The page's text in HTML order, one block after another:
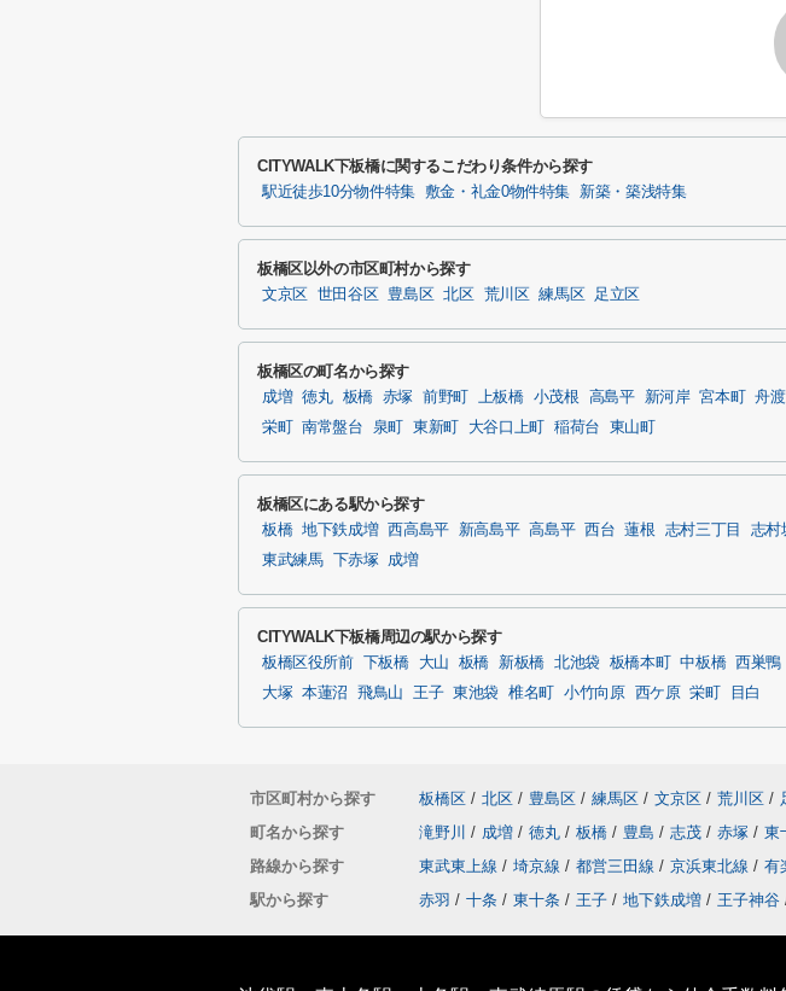
CITYWALK下板橋に関するこだわり条件から探す
駅近徒歩10分物件特集 敷金・礼金0物件特集 新築・築浅特集
板橋区以外の市区町村から探す
文京区 世田谷区 豊島区 北区 荒川区 練馬区 足立区
板橋区の町名から探す
成増 徳丸 板橋 赤塚 前野町 上板橋 小茂根 高島平 新河岸 宮本町 舟渡
栄町
南常盤台 泉町 東新町 大谷口上町 稲荷台 東山町
板橋区にある駅から探す
板橋 地下鉄成増 西高島平 新高島平 高島平 西台 蓮根 志村三丁目 志村
東武練馬
下赤塚 成増
CITYWALK下板橋周辺の駅から探す
板橋区役所前 下板橋 大山 板橋 新板橋 北池袋 板橋本町 中板橋 西巣鴨
大塚 本蓮沼 飛鳥山 王子 東池袋 椎名町 小竹向原 西ケ原 栄町 目白
市区町村から探す 板橋区 / 北区 / 豊島区 / 練馬区 / 文京区 / 荒川区 /
町名から探す
滝野川 / 成増 / 徳丸 / 板橋 / 豊島 / 志茂 / 赤塚 / 東
路線から探す
東武東上線 / 埼京線 / 都営三田線 / 京浜東北線 / 有
駅から探す
赤羽 / 十条 / 東十条 / 王子 / 地下鉄成増 / 王子神谷